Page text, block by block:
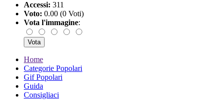
Accessi: 311
Voto: 0.00 (0 Voti)
Vota l'immagine:
Home
Categorie Popolari
Gif Popolari
Guida
Consigliaci